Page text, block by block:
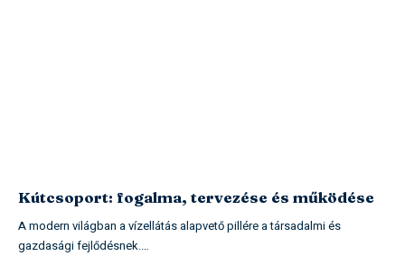
Kútcsoport: fogalma, tervezése és működése
A modern világban a vízellátás alapvető pillére a társadalmi és
gazdasági fejlődésnek.…